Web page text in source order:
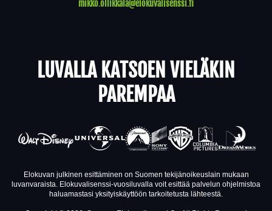
mikko.ollikkala@elokuvalisenssi.fi
LUVALLA KATSOEN VIELÄKIN
PAREMPAA
Elokuvan julkinen esittäminen on Suomen tekijänoikeuslain mukaan
luvanvaraista. Elokuvalisenssi-vuosiluvalla voit esittää palvelun ohjelmistoa
haluamastasi yksityiskäyttöön tarkoitetusta lähteestä.